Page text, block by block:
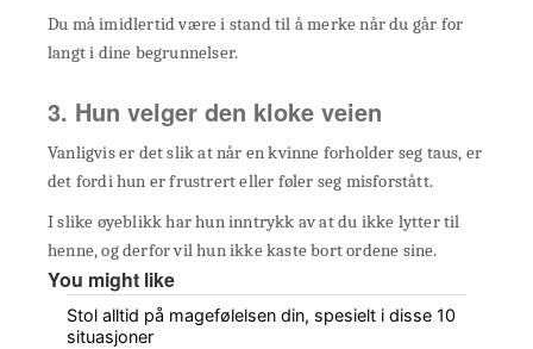
Du må imidlertid være i stand til å merke når du går for
langt i dine begrunnelser.
3. Hun velger den kloke veien
Vanligvis er det slik at når en kvinne forholder seg taus, er
det fordi hun er frustrert eller føler seg misforstått.
I slike øyeblikk har hun inntrykk av at du ikke lytter til
henne, og derfor vil hun ikke kaste bort ordene sine.
You might like
Stol alltid på magefølelsen din, spesielt i disse 10
situasjoner